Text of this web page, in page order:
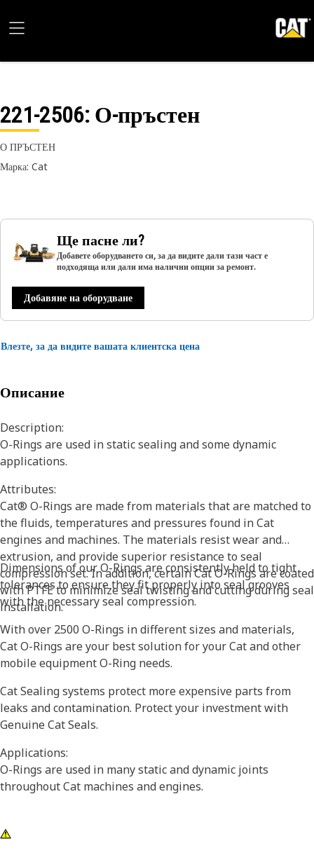
221-2506: О-пръстен
О ПРЪСТЕН
Марка: Cat
Ще пасне ли?
Добавете оборудването си, за да видите дали тази част е
подходяща или дали има налични опции за ремонт.
Добавяне на оборудване
Влезте, за да видите вашата клиентска цена
Описание
Description:
O-Rings are used in static sealing and some dynamic
applications.
Attributes:
Cat® O-Rings are made from materials that are matched to
the fluids, temperatures and pressures found in Cat
engines and machines. The materials resist wear and
extrusion, and provide superior resistance to seal
compression set. In addition, certain Cat O-Rings are coated
with PTFE to minimize seal twisting and cutting during seal
installation.
Dimensions of our O-Rings are consistently held to tight
tolerances to ensure they fit properly into seal grooves
with the necessary seal compression.
With over 2500 O-Rings in different sizes and materials,
Cat O-Rings are your best solution for your Cat and other
mobile equipment O-Ring needs.
Cat Sealing systems protect more expensive parts from
leaks and contamination. Protect your investment with
Genuine Cat Seals.
Applications:
O-Rings are used in many static and dynamic joints
throughout Cat machines and engines.